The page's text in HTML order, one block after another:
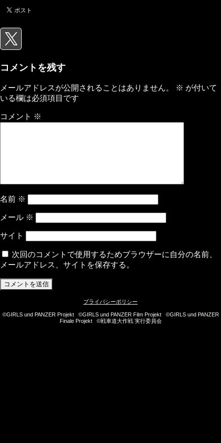
コメントを残す
メールアドレスが公開されることはありません。 ※ が付いて
いる欄は必須項目です
コメント ※
名前 ※
メール ※
サイト
次回のコメントで使用するためブラウザーに自分の名前、
メールアドレス、サイトを保存する。
プライバシーポリシー
©GIRLS und PANZER Projekt ©GIRLS und PANZER Film Projekt ©GIRLS und PANZER
Finale Projekt ©戦車道大作戦 実行委員会